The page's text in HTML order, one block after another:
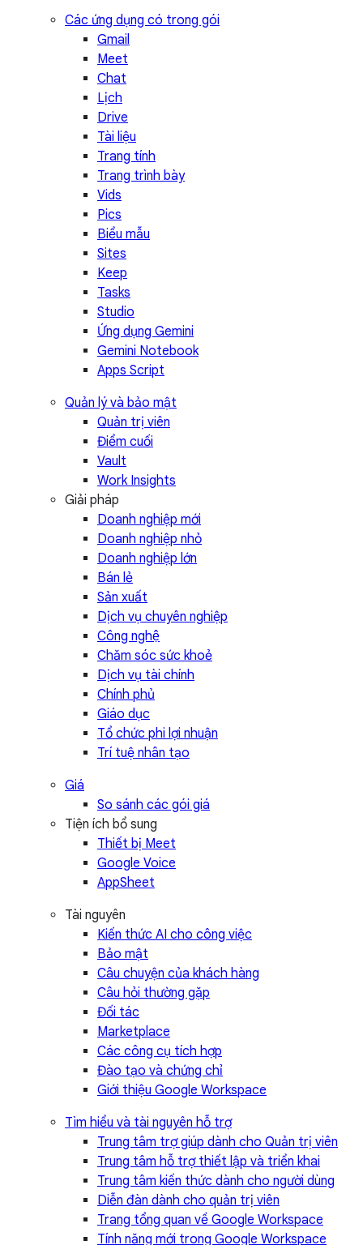
Các ứng dụng có trong gói
Gmail
Meet
Chat
Lịch
Drive
Tài liệu
Trang tính
Trang trình bày
Vids
Pics
Biểu mẫu
Sites
Keep
Tasks
Studio
Ứng dụng Gemini
Gemini Notebook
Apps Script
Quản lý và bảo mật
Quản trị viên
Điểm cuối
Vault
Work Insights
Giải pháp
Doanh nghiệp mới
Doanh nghiệp nhỏ
Doanh nghiệp lớn
Bán lẻ
Sản xuất
Dịch vụ chuyên nghiệp
Công nghệ
Chăm sóc sức khoẻ
Dịch vụ tài chính
Chính phủ
Giáo dục
Tổ chức phi lợi nhuận
Trí tuệ nhân tạo
Giá
So sánh các gói giá
Tiện ích bổ sung
Thiết bị Meet
Google Voice
AppSheet
Tài nguyên
Kiến thức AI cho công việc
Bảo mật
Câu chuyện của khách hàng
Câu hỏi thường gặp
Đối tác
Marketplace
Các công cụ tích hợp
Đào tạo và chứng chỉ
Giới thiệu Google Workspace
Tìm hiểu và tài nguyên hỗ trợ
Trung tâm trợ giúp dành cho Quản trị viên
Trung tâm hỗ trợ thiết lập và triển khai
Trung tâm kiến thức dành cho người dùng
Diễn đàn dành cho quản trị viên
Trang tổng quan về Google Workspace
Tính năng mới trong Google Workspace